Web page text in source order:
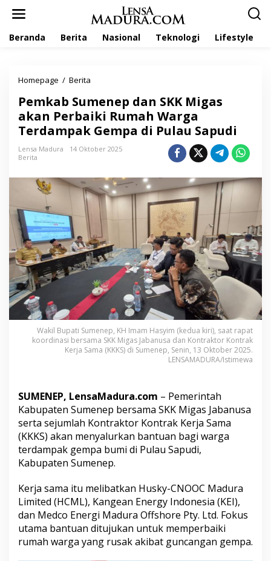
Beranda Berita Nasional Teknologi Lifestyle
Homepage / Berita
m
k
a
b
S
e
n
e
a
n
S
K
M
i
g
a
s
a
k
e
r
b
a
i
k
i
m
a
h
W
a
r
Pemkab Sumenep dan SKK Migas
akan Perbaiki Rumah Warga
Terdampak Gempa di Pulau Sapudi
Lensa Madura
14 Oktober 2025
Berita
Wakil Bupati Sumenep, KH Imam Hasyim (kedua kiri), saat rapat
koordinasi bersama SKK Migas Jabanusa dan Kontraktor Kontrak
Kerja Sama (KKKS) di Sumenep, Senin, 13 Oktober 2025.
LENSAMADURA/Istimewa
SUMENEP, LensaMadura.com – Pemerintah
Kabupaten Sumenep bersama SKK Migas Jabanusa
serta sejumlah Kontraktor Kontrak Kerja Sama
(KKKS) akan menyalurkan bantuan bagi warga
terdampak gempa bumi di Pulau Sapudi,
Kabupaten Sumenep.
Kerja sama itu melibatkan Husky-CNOOC Madura
Limited (HCML), Kangean Energy Indonesia (KEI),
dan Medco Energi Madura Offshore Pty. Ltd. Fokus
utama bantuan ditujukan untuk memperbaiki
rumah warga yang rusak akibat guncangan gempa.